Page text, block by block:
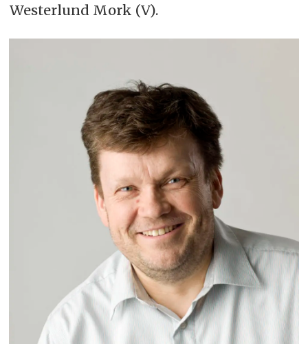
Westerlund Mork (V).